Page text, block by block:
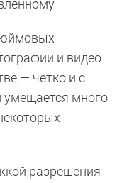
и видео
— четко и с
умещается много
разрешения